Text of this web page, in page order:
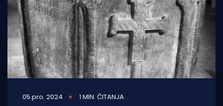
05 pro. 2024 1 MIN. ČITANJA